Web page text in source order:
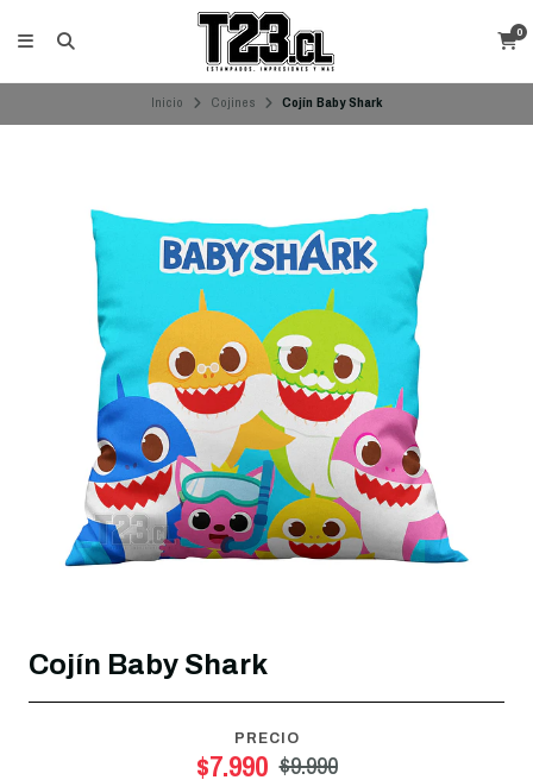
0
Inicio Cojines Cojín Baby Shark
Cojín Baby Shark
PRECIO
$7.990 $9.990